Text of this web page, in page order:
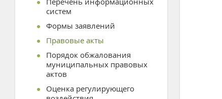
систем
Формы заявлений
Правовые акты
Порядок обжалования
муниципальных правовых
актов
Оценка регулирующего